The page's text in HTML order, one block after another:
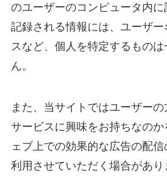
のユーザーのコンピュータ内に
記録される情報には、ユーザ
スなど、個人を特定するもの
ん。
また、当サイトではユーザー
サービスに興味をお持ちなの
ェブ上での効果的な広告の配
利用させていただく場合があり